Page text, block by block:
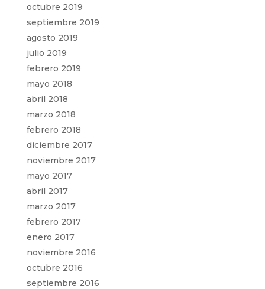
octubre 2019
septiembre 2019
agosto 2019
julio 2019
febrero 2019
mayo 2018
abril 2018
marzo 2018
febrero 2018
diciembre 2017
noviembre 2017
mayo 2017
abril 2017
marzo 2017
febrero 2017
enero 2017
noviembre 2016
octubre 2016
septiembre 2016